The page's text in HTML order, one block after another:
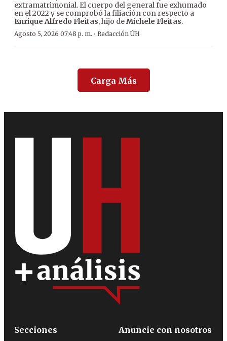
extramatrimonial. El cuerpo del general fue exhumado
en el 2022 y se comprobó la filiación con respecto a
Enrique Alfredo Fleitas, hijo deMichele Fleitas.
Agosto 5, 2026 07:48 p. m. · Redacción ÚH
Carga Más
Secciones
Anuncie con nosotros